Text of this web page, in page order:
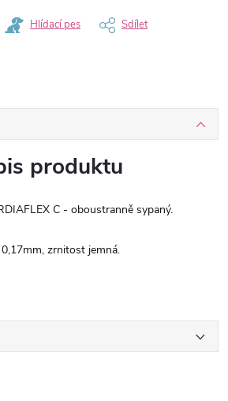
Hlídací pes Sdílet
produktu
C - oboustranně sypaný.
zrnitost jemná.